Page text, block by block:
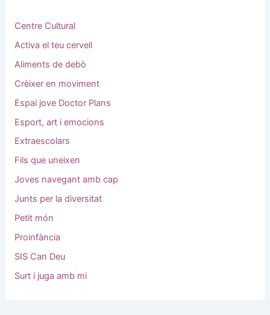
Centre Cultural
Activa el teu cervell
Aliments de debò
Crèixer en moviment
Espai jove Doctor Plans
Esport, art i emocions
Extraescolars
Fils que uneixen
Joves navegant amb cap
Junts per la diversitat
Petit món
Proinfància
SIS Can Deu
Surt i juga amb mi